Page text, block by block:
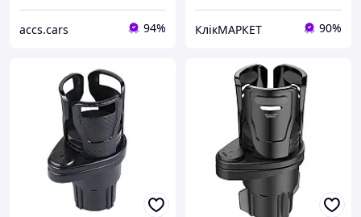
accs.cars 94% КлікМАРКЕТ 90%